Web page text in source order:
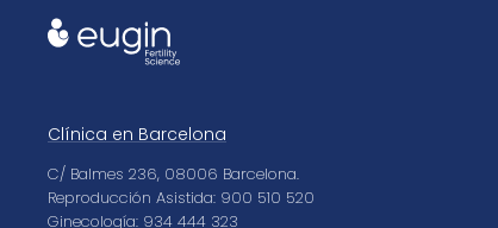
Clínica en Barcelona
C/ Balmes 236, 08006 Barcelona.
Reproducción Asistida: 900 510 520
Ginecología: 934 444 323